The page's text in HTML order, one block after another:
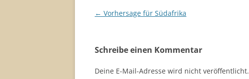
Beitragsnavigation
← Vorhersage für Südafrika
Schreibe einen Kommentar
Deine E-Mail-Adresse wird nicht veröffentlicht.